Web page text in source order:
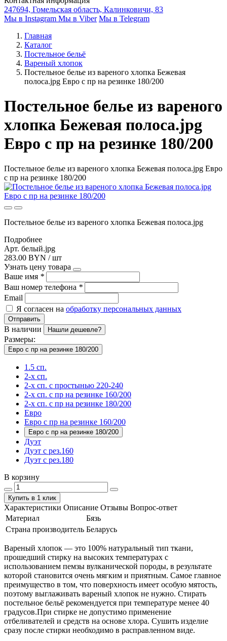
247694, Гомельская область, Калинковичи, 83
Мы в Instagram Мы в Viber Мы в Telegram
Главная
Каталог
Постельное бельё
Вареный хлопок
Постельное белье из вареного хлопка Бежевая
полоса.jpg Евро с пр на резинке 180/200
Постельное белье из вареного
хлопка Бежевая полоса.jpg
Евро с пр на резинке 180/200
Постельное белье из вареного хлопка Бежевая полоса.jpg Евро
с пр на резинке 180/200
Постельное белье из вареного хлопка Бежевая полоса.jpg
Подробнее
Арт. белый.jpg
283.00 BYN / шт
Узнать цену товара
Ваше имя *
Ваш номер телефона *
Email
Я согласен на обработку персональных данных
Отправить
В наличии Нашли дешевле?
Размеры:
Евро с пр на резинке 180/200
1.5 сп.
2-х сп.
2-х сп. с простынью 220-240
2-х сп. с пр на резинке 160/200
2-х сп. с пр на резинке 180/200
Евро
Евро с пр на резинке 160/200
Евро с пр на резинке 180/200
Дуэт
Дуэт с рез.160
Дуэт с рез.180
В корзину
Купить в 1 клик
Характеристики Описание Отзывы Вопрос-ответ
Материал
Бязь
Страна производитель Беларусь
Вареный хлопок — это 100% натуральный тип ткани,
прошедший стирку на высоких температурах с
использованием пемзы вулканической породы, в результате
которой становится очень мягким и приятным. Самое главное
преимущество в том, что поверхность имеет особую мятость,
поэтому выглаживать вареный хлопок не нужно. Стирать
постельное бельё рекомендуется при температуре менее 40
градусов.При стирке не допустимо применение
отбеливателей и средств на основе хлора. Сушить изделие
сразу после стирки необходимо в расправленном виде.